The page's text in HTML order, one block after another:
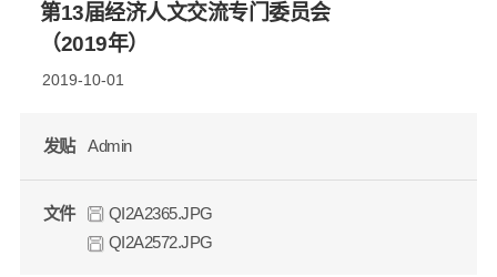
第13届经济人文交流专门委员会
（2019年）
2019-10-01
发贴 Admin
文件
QI2A2365.JPG
QI2A2572.JPG